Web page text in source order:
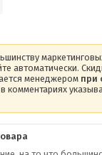
автоматически.
менеджером при
комментариях